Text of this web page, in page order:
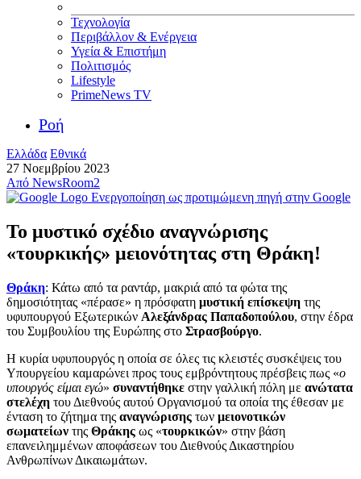
Τεχνολογία
Περιβάλλον & Ενέργεια
Υγεία & Επιστήμη
Πολιτισμός
Lifestyle
PrimeNews TV
Ροή
Ελλάδα Εθνικά
27 Νοεμβρίου 2023
Από NewsRoom2
Ενεργοποίηση ως προτιμώμενη πηγή στην Google
Το μυστικό σχέδιο αναγνώρισης
«τουρκικής» μειονότητας στη Θράκη!
Θράκη: Κάτω από τα ραντάρ, μακριά από τα φώτα της
δημοσιότητας «πέρασε» η πρόσφατη μυστική επίσκεψη της
υφυπουργού Εξωτερικών Αλεξάνδρας Παπαδοπούλου, στην έδρα
του Συμβουλίου της Ευρώπης στο Στρασβούργο.
H κυρία υφυπουργός η οποία σε όλες τις κλειστές συσκέψεις του
Υπουργείου καμαρώνει προς τους εμβρόντητους πρέσβεις πως «ο
υπουργός είμαι εγώ» συναντήθηκε στην γαλλική πόλη με ανώτατα
στελέχη του Διεθνούς αυτού Οργανισμού τα οποία της έθεσαν με
ένταση το ζήτημα της αναγνώρισης των μειονοτικών
σωματείων της Θράκης ως «τουρκικών» στην βάση
επανειλημμένων αποφάσεων του Διεθνούς Δικαστηρίου
Ανθρωπίνων Δικαιωμάτων.